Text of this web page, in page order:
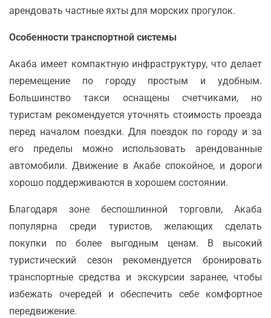
арендовать частные яхты для морских прогулок.
Особенности транспортной системы
Акаба имеет компактную инфраструктуру, что делает
перемещение по городу простым и удобным.
Большинство такси оснащены счетчиками, но
туристам рекомендуется уточнять стоимость проезда
перед началом поездки. Для поездок по городу и за
его пределы можно использовать арендованные
автомобили. Движение в Акабе спокойное, и дороги
хорошо поддерживаются в хорошем состоянии.
Благодаря зоне беспошлинной торговли, Акаба
популярна среди туристов, желающих сделать
покупки по более выгодным ценам. В высокий
туристический сезон рекомендуется бронировать
транспортные средства и экскурсии заранее, чтобы
избежать очередей и обеспечить себе комфортное
передвижение.